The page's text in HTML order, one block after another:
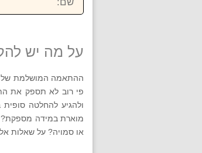
על מה יש
ההתאמה המושלמת של
פי רוב לא תספק את
ולהגיע להחלטה
מוארת במידה מספקת?
או סמויה? על שאלות